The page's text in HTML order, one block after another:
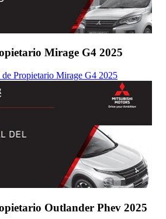
Mirage G4 2025
Propietario Mirage G4 2025
Outlander Phev 2025